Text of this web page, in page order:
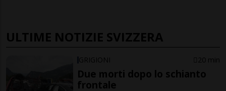
ULTIME NOTIZIE SVIZZERA
GRIGIONI 20 min
Due morti dopo lo schianto
frontale